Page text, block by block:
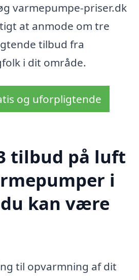
varmepumpe-priser.dk
at anmode om tre
tilbud fra
i dit område.
og uforpligtende
tilbud på luft
i
kan være
til opvarmning af dit